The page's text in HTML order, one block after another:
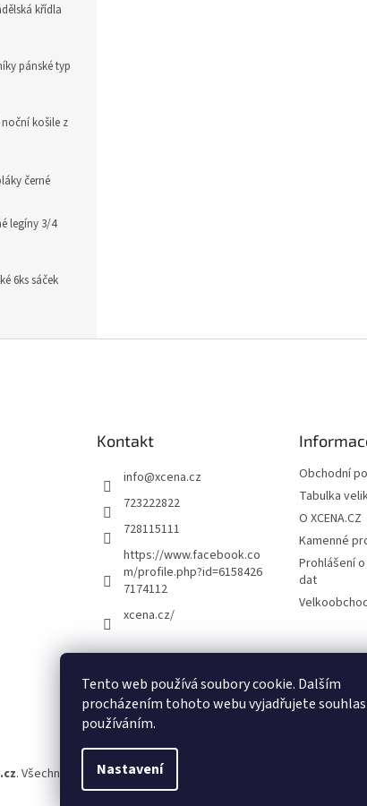
Tento web používá soubory cookie. Dalším
procházením tohoto webu vyjadřujete
používáním.
Nastavení
křídla
pánské typ
košile z
černé
legíny 3/4
6ks sáček
Kontakt
info@xcena.cz
723222822
728115111
https://www.facebook.co
m/profile.php?id=6158426
7174112
xcena.cz/
Obchodní
Tabulka
O XCENA.CZ
Kamenné
Prohlášení
dat
0KS /0 KČ
. Všechna práva vyhrazena.